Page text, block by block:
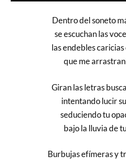
Dentro del soneto
se escuchan las
las endebles
que me
Giran las letras
intentando lucir
seduciendo tu
bajo la lluvia de
Burbujas efímeras y